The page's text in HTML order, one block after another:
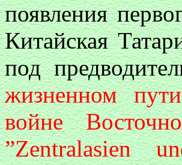
появления
Китайская
под
жизненном
войне
”Zentralasien